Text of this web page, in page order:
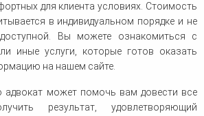
для клиента условиях. Стоимость
в индивидуальном порядке и не
Вы можете ознакомиться с
иные услуги, которые готов оказать
на нашем сайте.
адвокат может помочь вам довести все
результат, удовлетворяющий